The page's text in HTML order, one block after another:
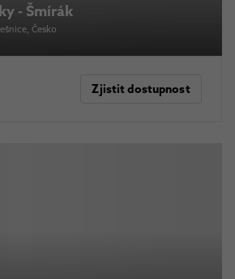
- Šmírák
, Česko
Zjistit dostupnost